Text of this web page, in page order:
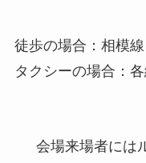
徒歩の場合：相模
タクシーの場合：
会場来場者には